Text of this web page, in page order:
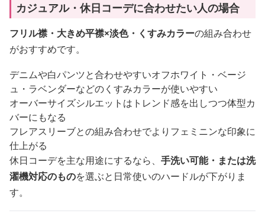
カジュアル・休日コーデに合わせたい人の場合
フリル襟・大きめ平襟×淡色・くすみカラーの組み合わせ
がおすすめです。
デニムや白パンツと合わせやすいオフホワイト・ベージ
ュ・ラベンダーなどのくすみカラーが使いやすい
オーバーサイズシルエットはトレンド感を出しつつ体型カ
バーにもなる
フレアスリーブとの組み合わせでよりフェミニンな印象に
仕上がる
休日コーデを主な用途にするなら、 手洗い可能・または洗
濯機対応のものを選ぶと日常使いのハードルが下がりま
す。